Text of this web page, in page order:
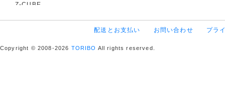
Z-CUBE
配送とお支払い お問い合わせ プラ
Copyright © 2008-2026 TORIBO All rights reserved.